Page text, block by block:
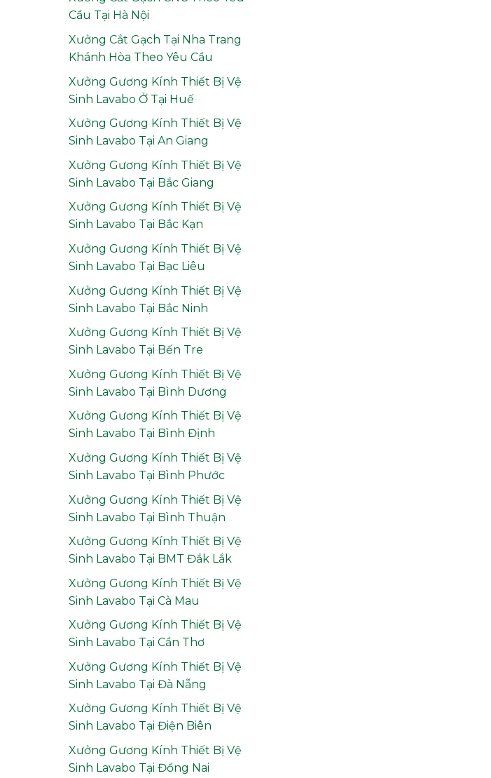
Cầu Tại Hà Nội
Xưởng Cắt Gạch Tại Nha Trang
Khánh Hòa Theo Yêu Cầu
Xưởng Gương Kính Thiết Bị Vệ
Sinh Lavabo Ở Tại Huế
Xưởng Gương Kính Thiết Bị Vệ
Sinh Lavabo Tại An Giang
Xưởng Gương Kính Thiết Bị Vệ
Sinh Lavabo Tại Bắc Giang
Xưởng Gương Kính Thiết Bị Vệ
Sinh Lavabo Tại Bắc Kạn
Xưởng Gương Kính Thiết Bị Vệ
Sinh Lavabo Tại Bạc Liêu
Xưởng Gương Kính Thiết Bị Vệ
Sinh Lavabo Tại Bắc Ninh
Xưởng Gương Kính Thiết Bị Vệ
Sinh Lavabo Tại Bến Tre
Xưởng Gương Kính Thiết Bị Vệ
Sinh Lavabo Tại Bình Dương
Xưởng Gương Kính Thiết Bị Vệ
Sinh Lavabo Tại Bình Định
Xưởng Gương Kính Thiết Bị Vệ
Sinh Lavabo Tại Bình Phước
Xưởng Gương Kính Thiết Bị Vệ
Sinh Lavabo Tại Bình Thuận
Xưởng Gương Kính Thiết Bị Vệ
Sinh Lavabo Tại BMT Đắk Lắk
Xưởng Gương Kính Thiết Bị Vệ
Sinh Lavabo Tại Cà Mau
Xưởng Gương Kính Thiết Bị Vệ
Sinh Lavabo Tại Cần Thơ
Xưởng Gương Kính Thiết Bị Vệ
Sinh Lavabo Tại Đà Nẵng
Xưởng Gương Kính Thiết Bị Vệ
Sinh Lavabo Tại Điện Biên
Xưởng Gương Kính Thiết Bị Vệ
Sinh Lavabo Tại Đồng Nai